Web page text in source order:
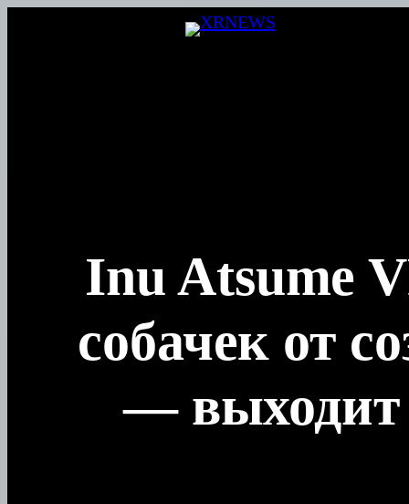
Inu Atsume
собачек от
— выходит